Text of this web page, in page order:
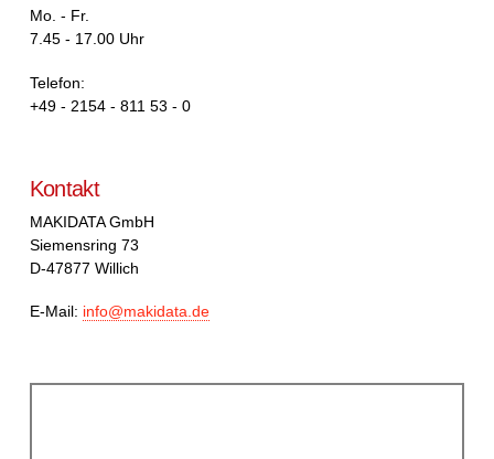
Mo. - Fr.
7.45 - 17.00 Uhr
Telefon:
+49 - 2154 - 811 53 - 0
Kontakt
MAKIDATA GmbH
Siemensring 73
D-47877 Willich
E-Mail: info@makidata.de